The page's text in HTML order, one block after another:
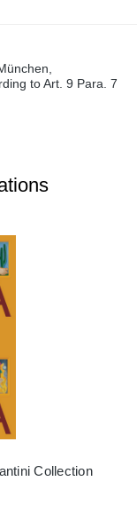
to Art. 9 Para. 7
Collection